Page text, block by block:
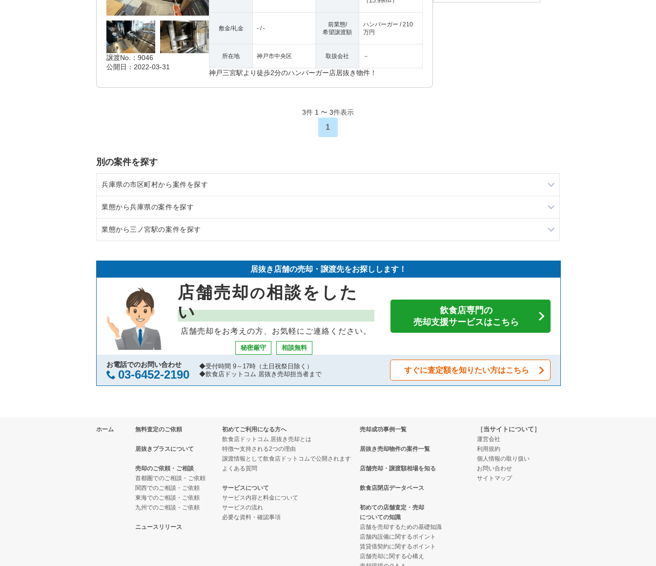
譲渡No.：9046
公開日：2022-03-31
敷金/礼金 - / -
前業態/
希望譲渡額
ハンバーガー / 210
万円
所在地 神戸市中央区 取扱会社 －
神戸三宮駅より徒歩2分のハンバーガー店居抜き物件！
3件 1 〜 3件表示
1
別の案件を探す
兵庫県の市区町村から案件を探す
尼崎市の飲食店の居抜き売却物件の案件一覧
西宮市の飲食店の居抜き売却物件の案件一覧
川西市の飲食店の居抜き売却物件の案件一覧
芦屋市の飲食店の居抜き売却物件の案件一覧
神戸市中央区の飲食店の居抜き売却物件の案件一覧
神戸市灘区の飲食店の居抜き売却物件の案件一覧
伊丹市の飲食店の居抜き売却物件の案件一覧
神戸市兵庫区の飲食店の居抜き売却物件の案件一覧
明石市の飲食店の居抜き売却物件の案件一覧
神戸市長田区の飲食店の居抜き売却物件の案件一覧
神戸市垂水区の飲食店の居抜き売却物件の案件一覧
神戸市須磨区の飲食店の居抜き売却物件の案件一覧
加古川市の飲食店の居抜き売却物件の案件一覧
業態から兵庫県の案件を探す
兵庫県のラーメンの居抜き売却物件の案件一覧
兵庫県のイタリア料理の居抜き売却物件の案件一覧
兵庫県の中華の居抜き売却物件の案件一覧
兵庫県のそば・うどんの居抜き売却物件の案件一覧
兵庫県の寿司の居抜き売却物件の案件一覧
兵庫県の焼肉の居抜き売却物件の案件一覧
兵庫県の鉄板焼き・お好み焼の居抜き売却物件の案件一覧
兵庫県のカフェの居抜き売却物件の案件一覧
兵庫県のテイクアウトの居抜き売却物件の案件一覧
兵庫県のお弁当・惣菜・デリの居抜き売却物件の案件一覧
兵庫県のカラオケ・パブ・スナックの居抜き売却物件の案件一覧
兵庫県のバーの居抜き売却物件の案件一覧
業態から三ノ宮駅の案件を探す
三ノ宮駅の中華の居抜き売却物件の案件一覧
三ノ宮駅の焼肉の居抜き売却物件の案件一覧
三ノ宮駅の鉄板焼き・お好み焼の居抜き売却物件の案件一覧
三ノ宮駅のアジア料理の居抜き売却物件の案件一覧
三ノ宮駅のカフェの居抜き売却物件の案件一覧
三ノ宮駅のテイクアウトの居抜き売却物件の案件一覧
三ノ宮駅の居酒屋・ダイニングバーの居抜き売却物件の案件一覧
三ノ宮駅の専門料理の居抜き売却物件の案件一覧
三ノ宮駅の和食の居抜き売却物件の案件一覧
三ノ宮駅の洋食の居抜き売却物件の案件一覧
三ノ宮駅のその他の居抜き売却物件の案件一覧
居抜き店舗の売却・譲渡先をお探しします！
店舗売却の相談をした
い
店舗売却をお考えの方、お気軽にご連絡ください。
秘密厳守 相談無料
飲食店専門の
売却支援サービスはこちら
お電話でのお問い合わせ
03-6452-2190
◆受付時間 9～17時（土日祝祭日除く）
◆飲食店ドットコム 居抜き売却担当者まで
すぐに査定額を知りたい方はこちら
ホーム 無料査定のご依頼
居抜きプラスについて
売却のご依頼・ご相談
首都圏でのご相談・ご依頼
関西でのご相談・ご依頼
東海でのご相談・ご依頼
九州でのご相談・ご依頼
ニュースリリース
初めてご利用になる方へ
飲食店ドットコム 居抜き売却とは
特徴〜支持される2つの理由
譲渡情報として飲食店ドットコムで公開されます
よくある質問
サービスについて
サービス内容と料金について
サービスの流れ
必要な資料・確認事項
売却成功事例一覧
居抜き売却物件の案件一覧
店舗売却・譲渡額相場を知る
飲食店閉店データベース
初めての店舗査定・売却
についての知識
店舗を売却するための基礎知識
店舗内設備に関するポイント
賃貸借契約に関するポイント
店舗売却に関する心構え
［当サイトについて］
運営会社
利用規約
個人情報の取り扱い
お問い合わせ
サイトマップ